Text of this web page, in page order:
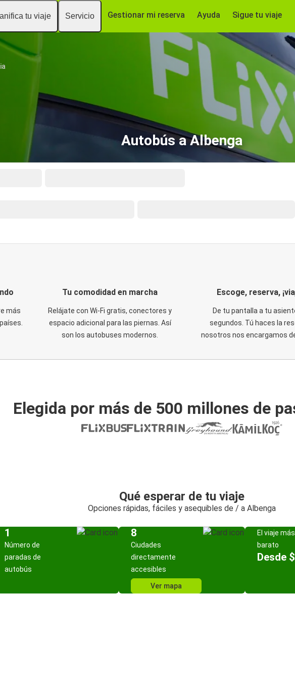
tu viaje Servicio Gestionar mi reserva Ayuda Sigue tu viaje
Autobús a Albenga
más
Tu comodidad en marcha
Relájate con Wi-Fi gratis, conectores y
espacio adicional para las piernas. Así
son los autobuses modernos.
Escoge, reserva,
De tu pantalla a tu
segundos. Tú haces la
nosotros nos encargamos
Elegida por más de 500 millones de
Qué esperar de tu viaje
Opciones rápidas, fáciles y asequibles de / a Albenga
1
Número de
paradas de
autobús
8
Ciudades
directamente
accesibles
Ver mapa
El viaje más
barato
Desde